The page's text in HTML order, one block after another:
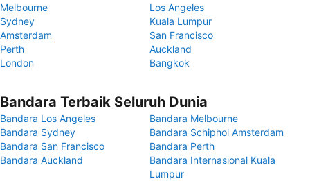
Melbourne
Los Angeles
Sydney
Kuala Lumpur
Amsterdam
San Francisco
Perth
Auckland
London
Bangkok
Bandara Terbaik Seluruh Dunia
Bandara Los Angeles
Bandara Melbourne
Bandara Sydney
Bandara Schiphol Amsterdam
Bandara San Francisco
Bandara Perth
Bandara Auckland
Bandara Internasional Kuala
Lumpur